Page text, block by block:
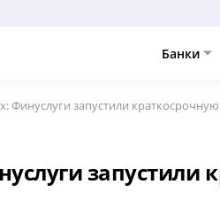
Банки
Финуслуги запустили